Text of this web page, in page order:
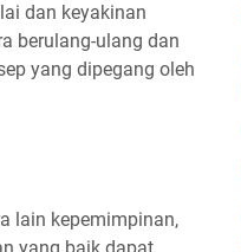
dan keyakinan
berulang-ulang dan
yang dipegang oleh
lain kepemimpinan,